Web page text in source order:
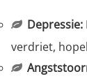
Depressie:
verdriet,